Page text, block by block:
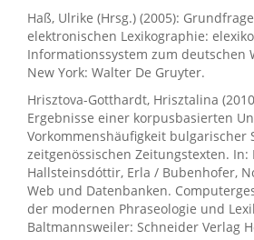
Haß, Ulrike (Hrsg.) (2005):
elektronischen Lexikographie:
Informationssystem zum deutschen
New York: Walter De Gruyter.
Hrisztova-Gotthardt, Hrisztalina
Ergebnisse einer korpusbasierten
Vorkommenshäufigkeit bulgarischer
zeitgenössischen Zeitungstexten. In:
Hallsteinsdóttir, Erla / Bubenhofer,
Web und Datenbanken.
der modernen Phraseologie und
Baltmannsweiler: Schneider Verlag